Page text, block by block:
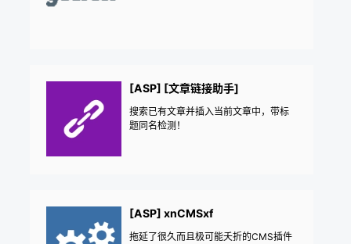
[ASP] [文章链接助手]
搜索已有文章并插入当前文章中，带标
题同名检测！
[ASP] xnCMSxf
拖延了很久而且极可能夭折的CMS插件